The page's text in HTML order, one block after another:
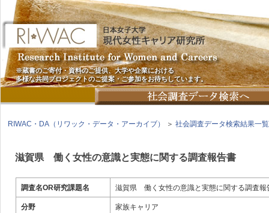
※蔵書のご寄付・資料のご提供、大学や企業における
多様な共同プロジェクトのご提案・ご参加をお待ちしています。
RIWAC・DA（リワック・データ・アーカイブ） ＞ 社会調査データ検索結果一覧
滋賀県 働く女性の意識と実態に関する調査報告書
調査名OR研究課題名 滋賀県 働く女性の意識と実態に関する調査報
分野
家族キャリア